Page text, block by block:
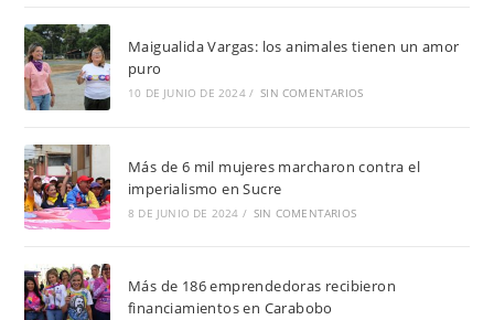
Maigualida Vargas: los animales tienen un amor
puro
10 DE JUNIO DE 2024 / SIN COMENTARIOS
Más de 6 mil mujeres marcharon contra el
imperialismo en Sucre
8 DE JUNIO DE 2024 / SIN COMENTARIOS
Más de 186 emprendedoras recibieron
financiamientos en Carabobo